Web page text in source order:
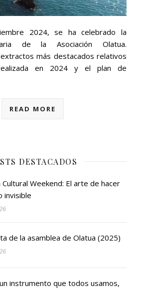
2024, se ha celebrado la
de la Asociación Olatua.
más destacados relativos
en 2024 y el plan de
READ MORE
DESTACADOS
Cultural Weekend: El arte de hacer
invisible
de la asamblea de Olatua (2025)
instrumento que todos usamos,